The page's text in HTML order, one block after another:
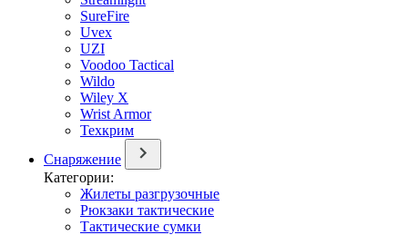
SureFire
Uvex
UZI
Voodoo Tactical
Wildo
Wiley X
Wrist Armor
Техкрим
Снаряжение
Категории:
Жилеты разгрузочные
Рюкзаки тактические
Тактические сумки